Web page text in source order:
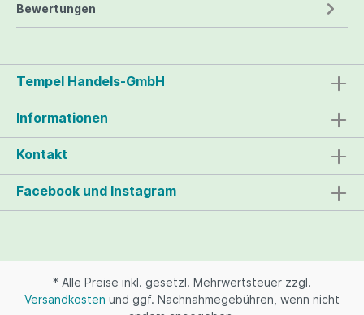
Bewertungen
Tempel Handels-GmbH
Informationen
Kontakt
Facebook und Instagram
* Alle Preise inkl. gesetzl. Mehrwertsteuer zzgl.
Versandkosten und ggf. Nachnahmegebühren, wenn nicht